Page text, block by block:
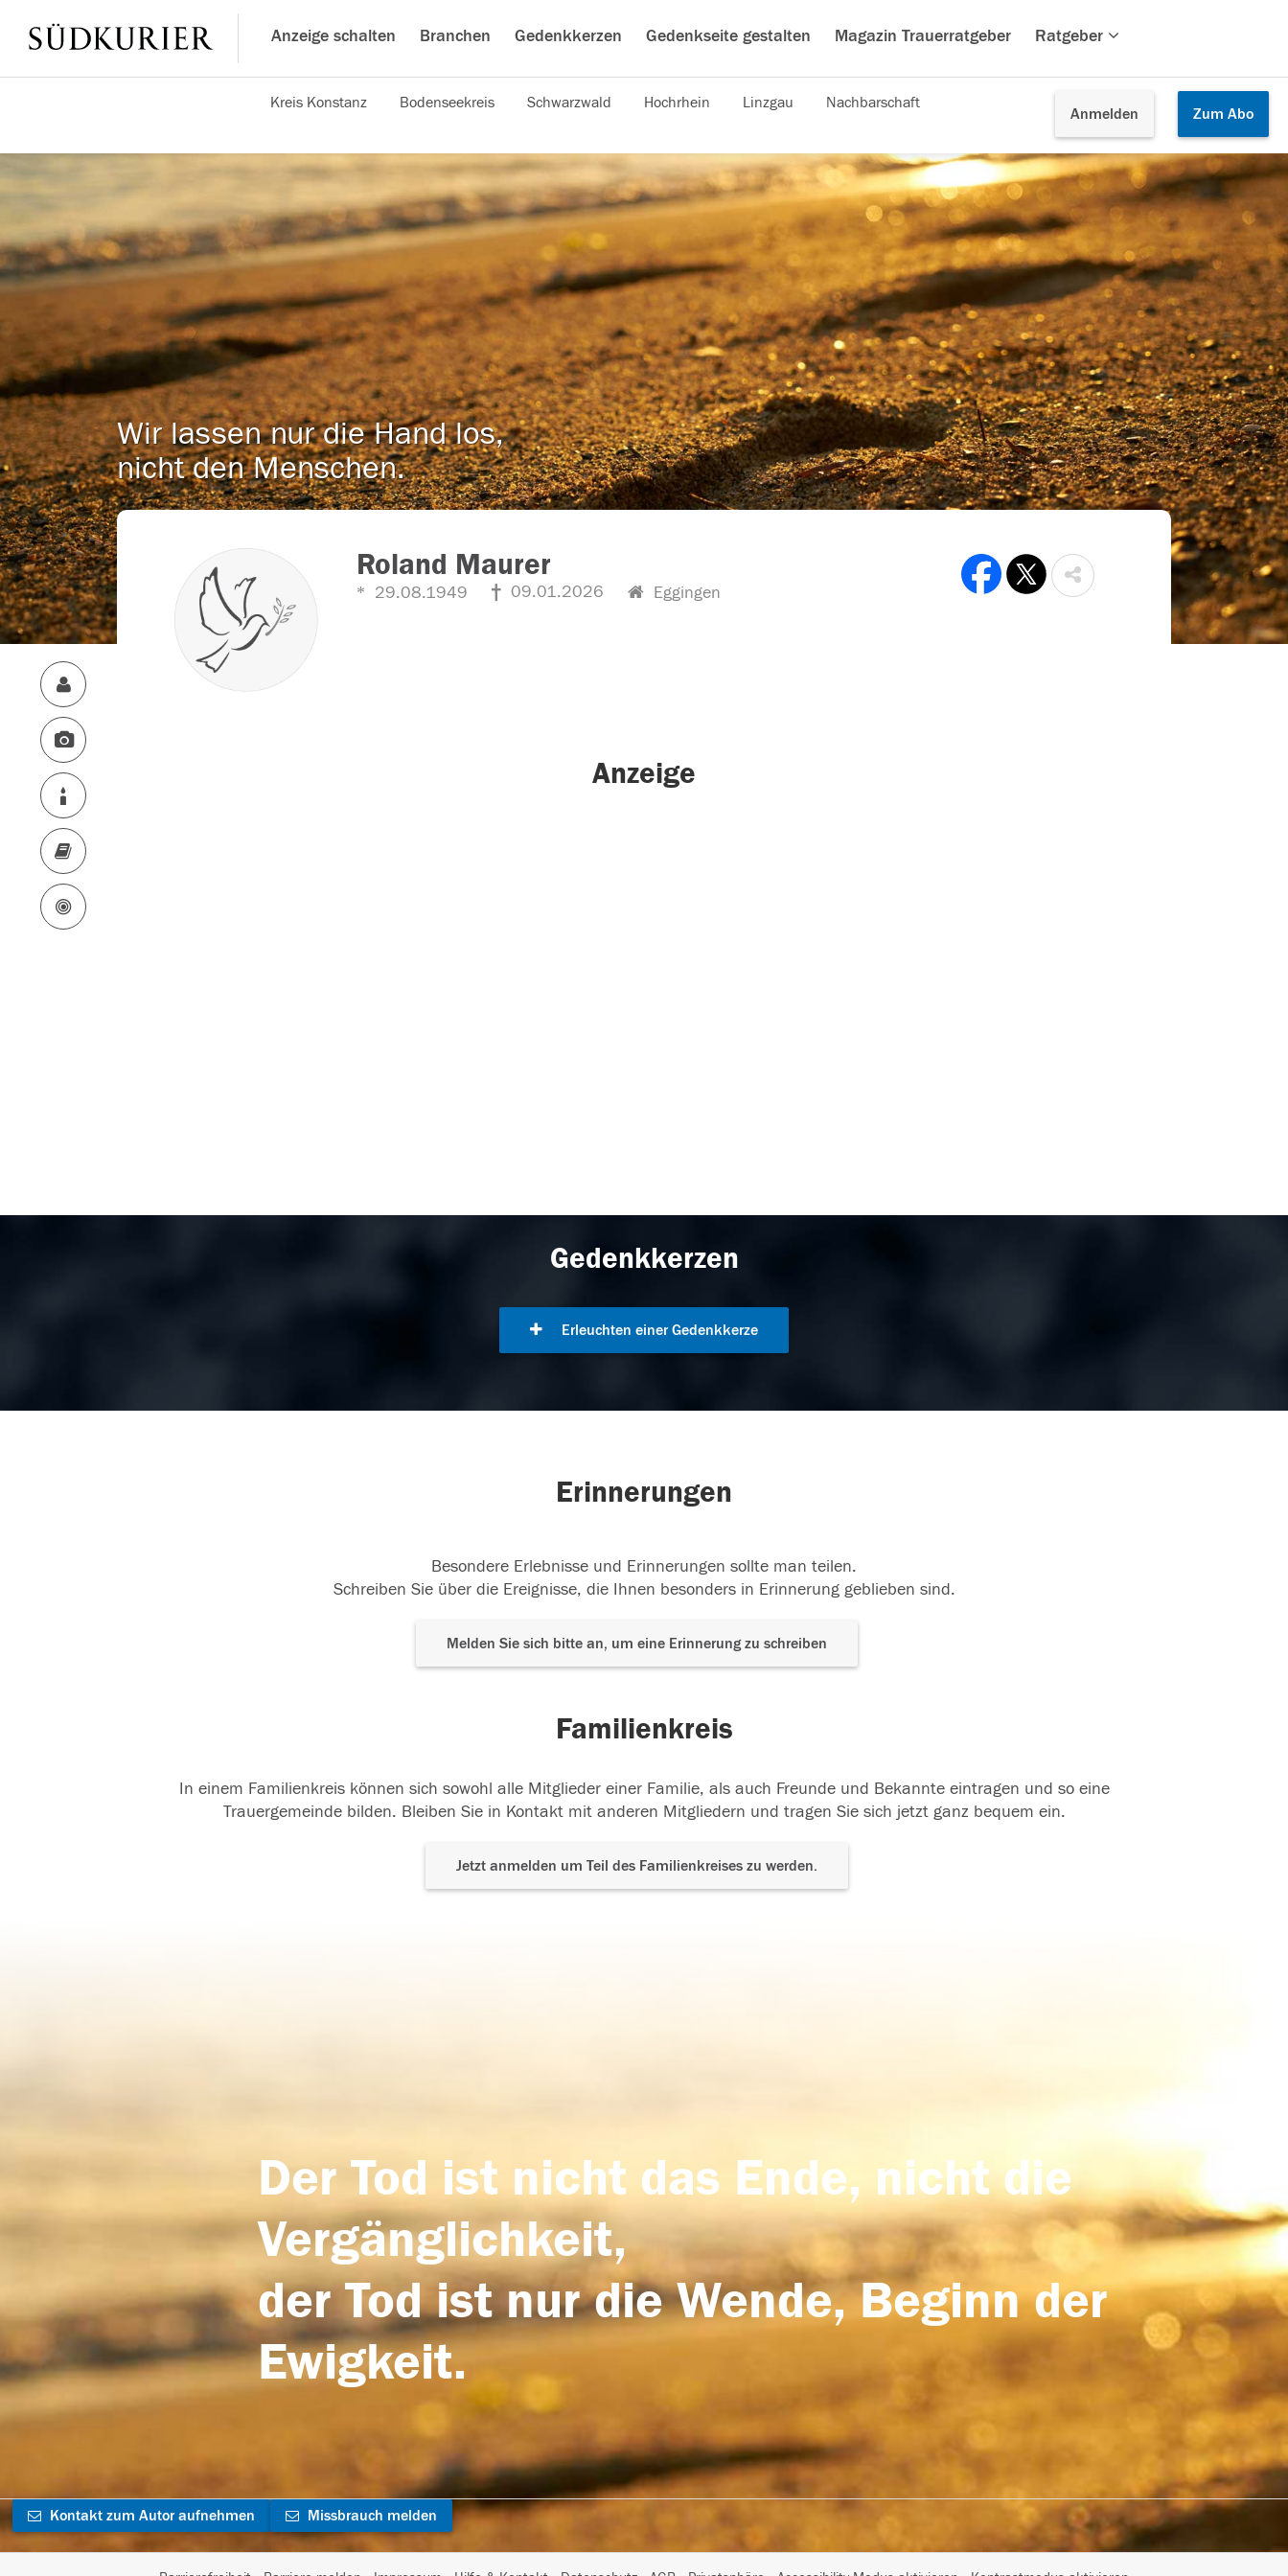
Anzeige schalten Branchen Gedenkkerzen Gedenkseite gestalten Magazin Trauerratgeber Ratgeber
Anmelden Zum Abo
Kreis Konstanz Bodenseekreis Schwarzwald Hochrhein Linzgau Nachbarschaft
Wir lassen nur die Hand los,
nicht den Menschen.
Roland Maurer
29.08.1949 09.01.2026 Eggingen
Anzeige
Gedenkkerzen
Erleuchten einer Gedenkkerze
Erinnerungen
Besondere Erlebnisse und Erinnerungen sollte man teilen.
Schreiben Sie über die Ereignisse, die Ihnen besonders in Erinnerung geblieben sind.
Melden Sie sich bitte an, um eine Erinnerung zu schreiben
Familienkreis
In einem Familienkreis können sich sowohl alle Mitglieder einer Familie, als auch Freunde und Bekannte eintragen und so eine
Trauergemeinde bilden. Bleiben Sie in Kontakt mit anderen Mitgliedern und tragen Sie sich jetzt ganz bequem ein.
Jetzt anmelden um Teil des Familienkreises zu werden.
Der Tod ist nicht das Ende, nicht die
Vergänglichkeit,
der Tod ist nur die Wende, Beginn der
Ewigkeit.
Kontakt zum Autor aufnehmen Missbrauch melden